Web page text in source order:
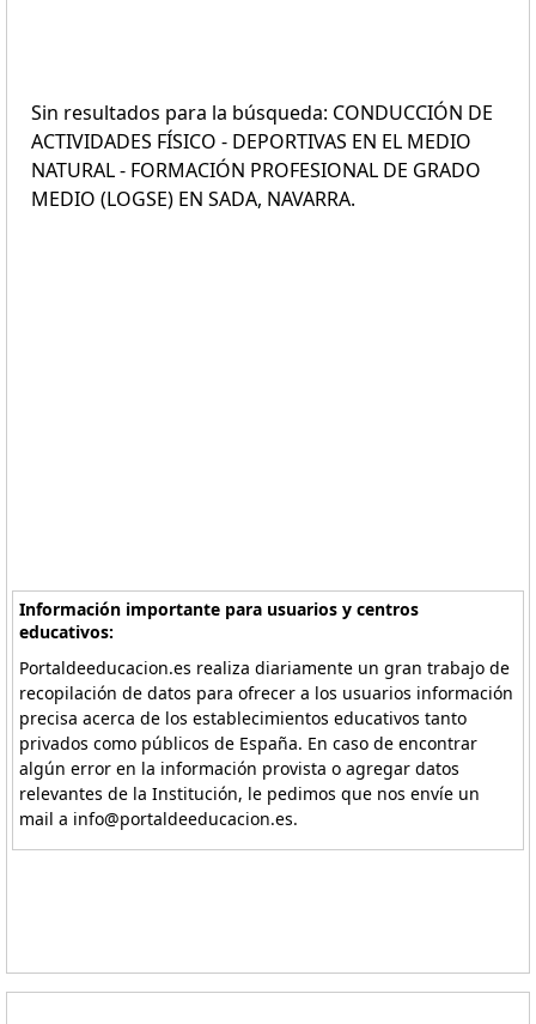
Sin resultados para la búsqueda: CONDUCCIÓN DE
ACTIVIDADES FÍSICO - DEPORTIVAS EN EL MEDIO
NATURAL - FORMACIÓN PROFESIONAL DE GRADO
MEDIO (LOGSE) EN SADA, NAVARRA.
Información importante para usuarios y centros
educativos:
Portaldeeducacion.es realiza diariamente un gran trabajo de
recopilación de datos para ofrecer a los usuarios información
precisa acerca de los establecimientos educativos tanto
privados como públicos de España. En caso de encontrar
algún error en la información provista o agregar datos
relevantes de la Institución, le pedimos que nos envíe un
mail a info@portaldeeducacion.es.